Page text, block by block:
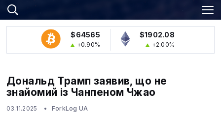
$64565
+0.90%
$1902.08
+2.00%
Дональд Трамп заявив, що не
знайомий із Чанпеном Чжао
03.11.2025 ForkLog UA